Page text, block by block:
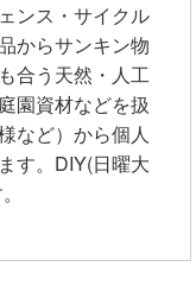
ンス・サイクル
からサンキン物
合う天然・人工
園資材などを扱
など）から個人
す。DIY(日曜大